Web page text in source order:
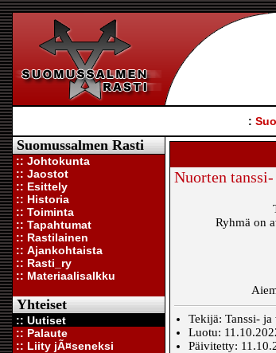
:
Suomussalmen Rasti
:: Johtokunta
:: Jaostot
:: Esittely
:: Historia
:: Toiminta
:: Tapahtumat
:: Rastilainen
:: Ajankohtaista
:: Rasti_ry
:: Materiaalisalkku
Yhteiset
:: Uutiset
:: Palaute
:: Liity jÃ¤seneksi
Nuorten
Ryhmä on
Tekijä: Tanssi-
Luotu:
Päivitetty: